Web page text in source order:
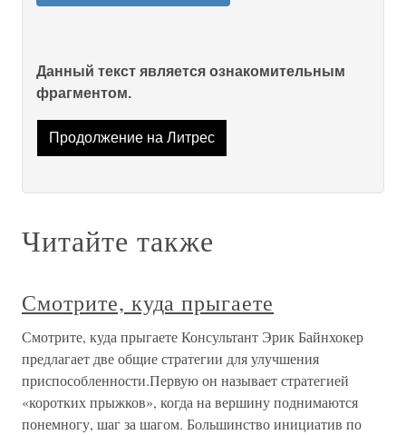
Данный текст является ознакомительным
фрагментом.
Продолжение на Литрес
Читайте также
Смотрите, куда прыгаете
Смотрите, куда прыгаете Консультант Эрик Байнхокер
предлагает две общие стратегии для улучшения
приспособленности.Первую он называет стратегией
«коротких прыжков», когда на вершину поднимаются
понемногу, шаг за шагом. Большинство инициатив по